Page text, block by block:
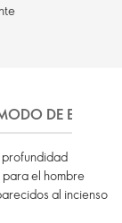
DE EMPLEO
profundidad
el hombre
al incienso